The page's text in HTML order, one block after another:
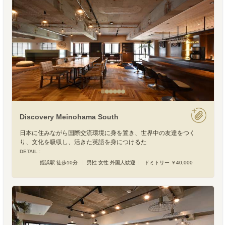
Discovery Meinohama South
日本に住みながら国際交流環境に身を置き、世界中の友達をつく
り、文化を吸収し、活きた英語を身につけるた
DETAIL :
姪浜駅 徒歩10分
男性 女性 外国人歓迎 ドミトリー ￥40,000